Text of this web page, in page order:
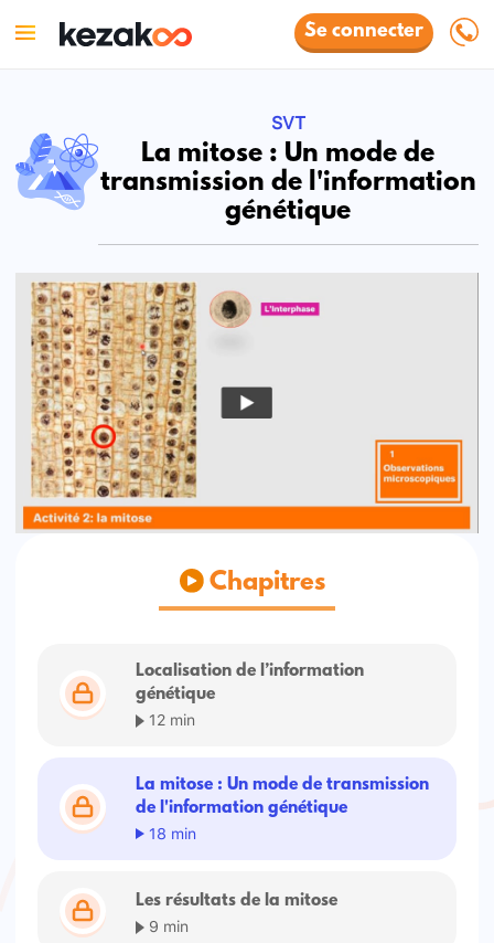
Se connecter
SVT
La mitose : Un mode de
transmission de l'information
génétique
Chapitres
Localisation de l’information
génétique
12 min
La mitose : Un mode de transmission
de l'information génétique
18 min
Les résultats de la mitose
9 min